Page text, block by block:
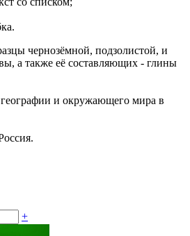
чернозёмной, подзолистой, и
а также её составляющих - глины
географии и окружающего мира в
Россия.
+